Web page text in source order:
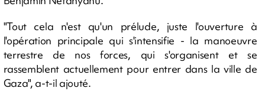
"Tout cela n'est qu'un prélude, juste l'ouverture à
l'opération principale qui s'intensifie - la manoeuvre
terrestre de nos forces, qui s'organisent et se
rassemblent actuellement pour entrer dans la ville de
Gaza", a-t-il ajouté.